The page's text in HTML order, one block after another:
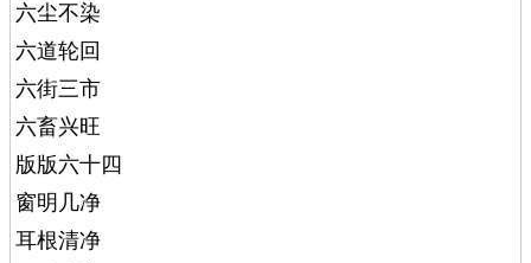
六尘不染
六道轮回
六街三市
六畜兴旺
版版六十四
窗明几净
耳根清净